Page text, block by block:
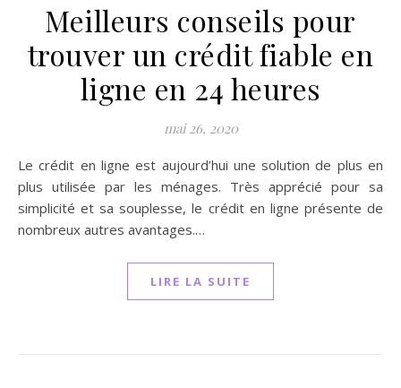
Meilleurs conseils pour
trouver un crédit fiable en
ligne en 24 heures
mai 26, 2020
Le crédit en ligne est aujourd’hui une solution de plus en
plus utilisée par les ménages. Très apprécié pour sa
simplicité et sa souplesse, le crédit en ligne présente de
nombreux autres avantages.…
LIRE LA SUITE